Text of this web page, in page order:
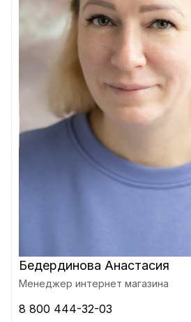
Бедердинова Анастасия
Менеджер интернет магазина
8 800 444-32-03